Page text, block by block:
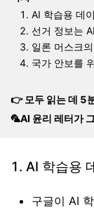
AI 학습용 데
선거 정보는
일론 머스크
국가 안보를
👉 모두 읽는 데 5
🦜AI 윤리 레터가
1. AI 학습용
구글이 AI